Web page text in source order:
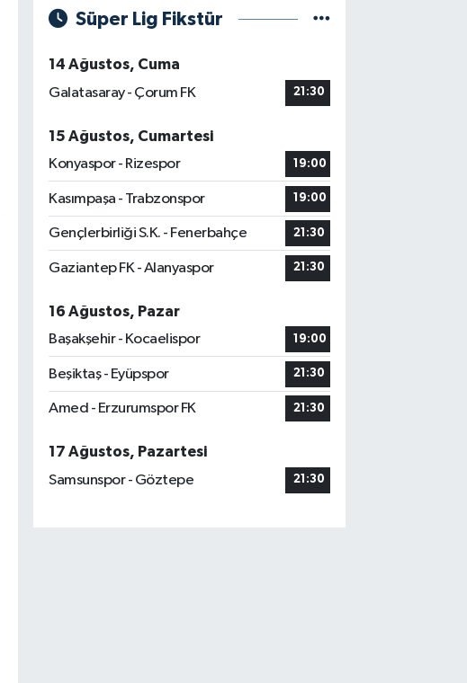
Süper Lig Fikstür
14 Ağustos, Cuma
Galatasaray - Çorum FK
21:30
15 Ağustos, Cumartesi
Konyaspor - Rizespor
19:00
Kasımpaşa - Trabzonspor 19:00
Gençlerbirliği S.K. - Fenerbahçe 21:30
Gaziantep FK - Alanyaspor 21:30
16 Ağustos, Pazar
Başakşehir - Kocaelispor
19:00
Beşiktaş - Eyüpspor 21:30
Amed - Erzurumspor FK 21:30
17 Ağustos, Pazartesi
Samsunspor - Göztepe
21:30